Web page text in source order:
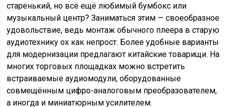
старенький, но всё ещё любимый бумбокс или
музыкальный центр? Заниматься этим — своеобразное
удовольствие, ведь монтаж обычного плеера в старую
аудиотехнику ох как непрост. Более удобные варианты
для модернизации предлагают китайские товарищи. На
многих торговых площадках можно встретить
встраиваемые аудиомодули, оборудованные
совмещённым цифро-аналоговым преобразователем,
а иногда и миниатюрным усилителем.